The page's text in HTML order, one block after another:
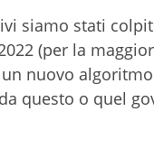
siamo stati
(per la
nuovo
questo o quel